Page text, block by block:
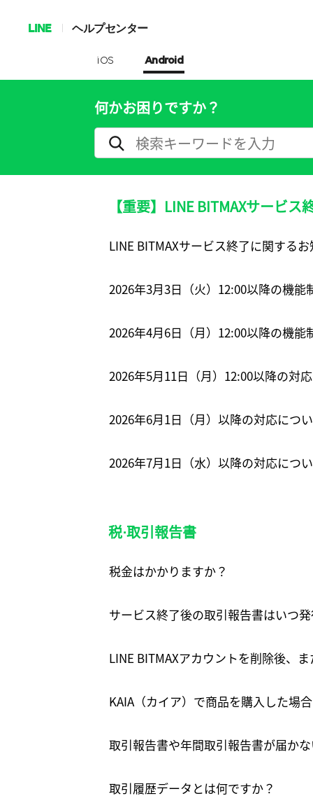
LINE ヘルプセンター
iOS Android
何かお困りですか？
【重要】LINE BITMAXサービ
LINE BITMAXサービス終了に関する
2026年3月3日（火）12:00以降の機能
2026年4月6日（月）12:00以降の機能
2026年5月11日（月）12:00以降の対
2026年6月1日（月）以降の対応につ
2026年7月1日（水）以降の対応につ
税⋅取引報告書
税金はかかりますか？
サービス終了後の取引報告書はいつ
LINE BITMAXアカウントを削除後、
KAIA（カイア）で商品を購入した場
取引報告書や年間取引報告書が届か
取引履歴データとは何ですか？